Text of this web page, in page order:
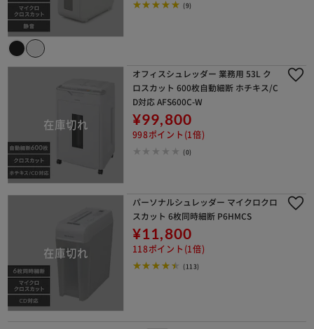
(9)
オフィスシュレッダー 業務用 53L ク
ロスカット 600枚自動細断 ホチキス/C
D対応 AFS600C-W
¥99,800
998ポイント(1倍)
(0)
パーソナルシュレッダー マイクロクロ
スカット 6枚同時細断 P6HMCS
¥11,800
118ポイント(1倍)
(113)